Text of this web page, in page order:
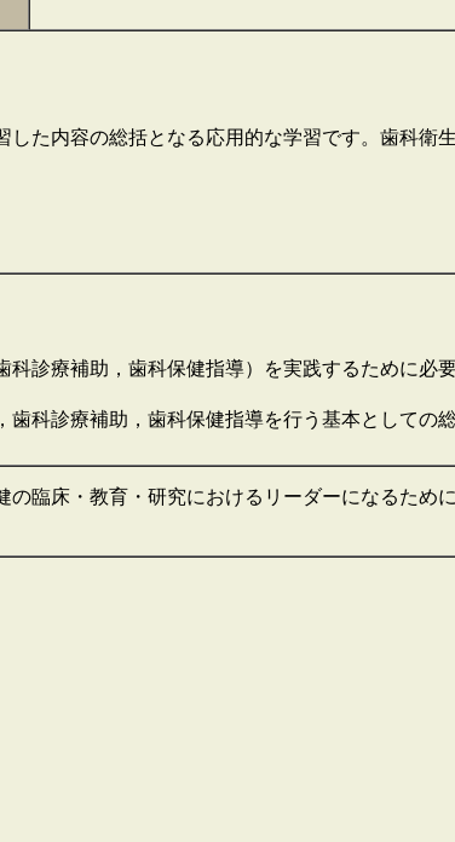
した内容の総括となる応用的な学習です。歯科衛
科診療補助，歯科保健指導）を実践するために必
歯科診療補助，歯科保健指導を行う基本としての
臨床・教育・研究におけるリーダーになるため